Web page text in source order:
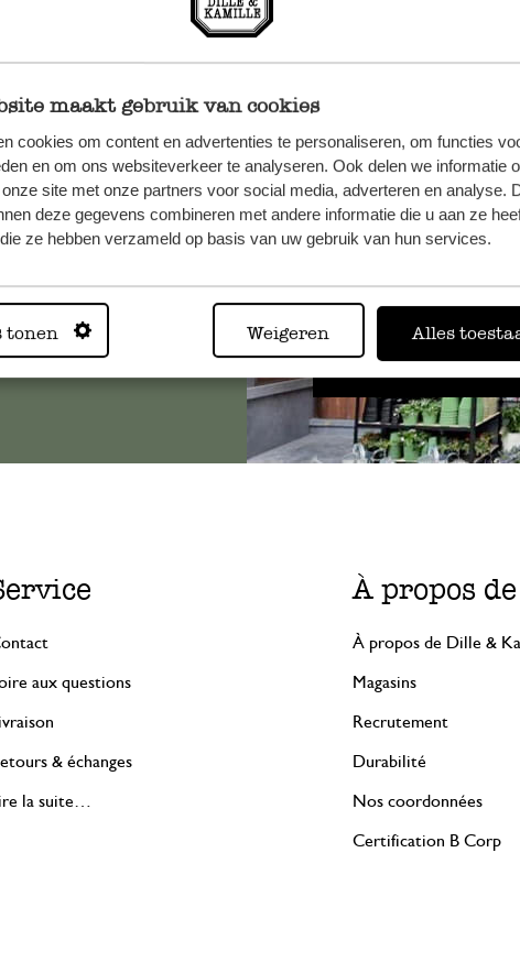
maakt gebruik van cookies
cookies om content en advertenties te personaliseren, om functies
en om ons websiteverkeer te analyseren. Ook delen we informatie
site met onze partners voor social media, adverteren en analyse.
deze gegevens combineren met andere informatie die u aan ze
ze hebben verzameld op basis van uw gebruik van hun services.
tonen Weigeren Alles
Toujours
Voir les 62 magasins
veuillez
aux questions
& échanges
la suite…
À propos
À propos de Dille &
Magasins
Recrutement
Durabilité
Nos coordonnées
Certification B Corp